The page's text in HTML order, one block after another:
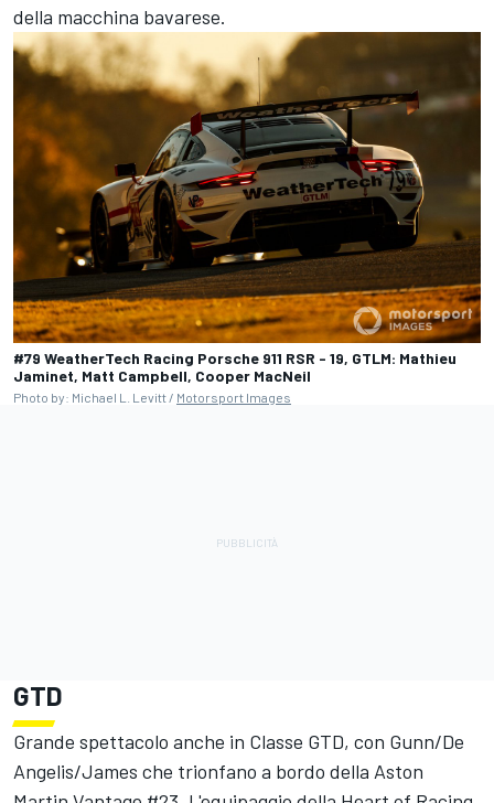
della macchina bavarese.
#79 WeatherTech Racing Porsche 911 RSR - 19, GTLM: Mathieu
Jaminet, Matt Campbell, Cooper MacNeil
Photo by: Michael L. Levitt / Motorsport Images
GTD
Grande spettacolo anche in Classe GTD, con Gunn/De
Angelis/James che trionfano a bordo della Aston